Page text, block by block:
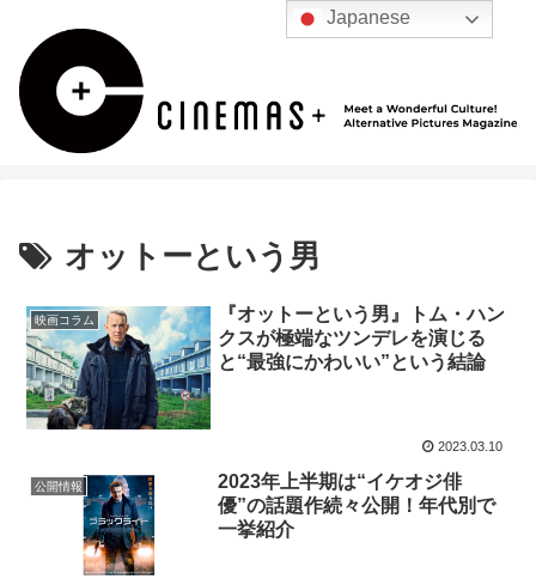
オットーという男
映画コラム
『オットーという男』トム・ハン
クスが極端なツンデレを演じる
と“最強にかわいい”という結論
2023.03.10
公開情報
2023年上半期は“イケオジ俳
優”の話題作続々公開！年代別で
一挙紹介
Japanese